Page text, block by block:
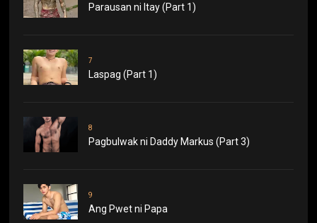
Parausan ni Itay (Part 1)
7
Laspag (Part 1)
8
Pagbulwak ni Daddy Markus (Part 3)
9
Ang Pwet ni Papa